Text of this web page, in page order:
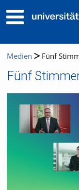
Medien Fünf
Fünf